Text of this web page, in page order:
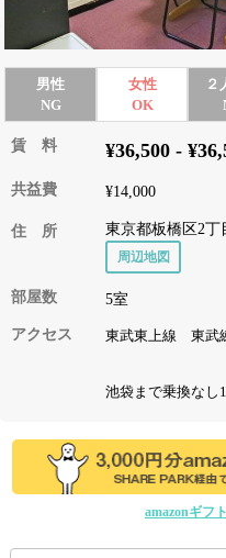
男性
NG
女性
OK
２
賃 料 ¥36,500 -
共益費 ¥14,000
住 所 東京都板橋区2丁
周辺地図
部屋数 5室
アクセス 東武東上線 東武
池袋まで乗換なし
amazonギフ